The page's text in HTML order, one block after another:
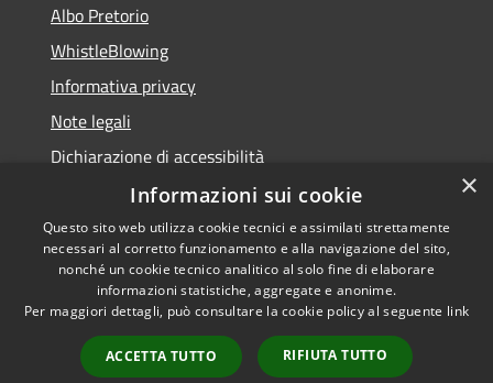
Albo Pretorio
WhistleBlowing
Informativa privacy
Note legali
Dichiarazione di accessibilità
Accessibilità
Privacy
Mappa del sito
Copyright © 2026 • Città di
Montecchio Maggiore •
Powered byMunicipium •
Accesso redazione
×
Informazioni sui cookie
Questo sito web utilizza cookie tecnici e assimilati strettamente
necessari al corretto funzionamento e alla navigazione del sito,
nonché un cookie tecnico analitico al solo fine di elaborare
informazioni statistiche, aggregate e anonime.
Per maggiori dettagli, può consultare la cookie policy al seguente link
ACCETTA TUTTO RIFIUTA TUTTO